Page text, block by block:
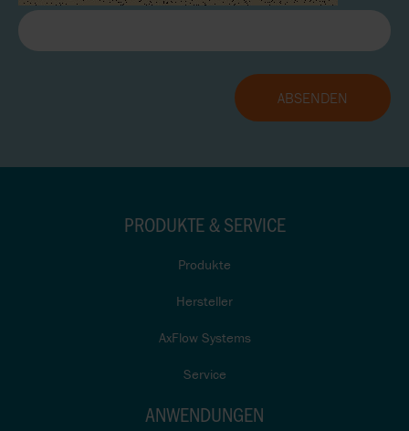
PRODUKTE & SERVICE
Produkte
Hersteller
AxFlow Systems
Service
ANWENDUNGEN